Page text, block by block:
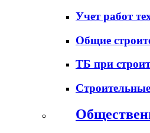
Учет работ
Общие
ТБ при